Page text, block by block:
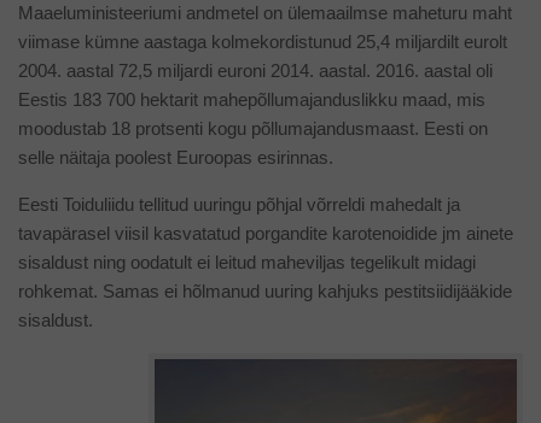
Maaeluministeeriumi andmetel on ülemaailmse maheturu maht
viimase kümne aastaga kolmekordistunud 25,4 miljardilt eurolt
2004. aastal 72,5 miljardi euroni 2014. aastal. 2016. aastal oli
Eestis 183 700 hektarit mahepõllumajanduslikku maad, mis
moodustab 18 protsenti kogu põllumajandusmaast. Eesti on
selle näitaja poolest Euroopas esirinnas.
Eesti Toiduliidu tellitud uuringu põhjal võrreldi mahedalt ja
tavapärasel viisil kasvatatud porgandite karotenoidide jm ainete
sisaldust ning oodatult ei leitud maheviljas tegelikult midagi
rohkemat. Samas ei hõlmanud uuring kahjuks pestitsiidijääkide
sisaldust.